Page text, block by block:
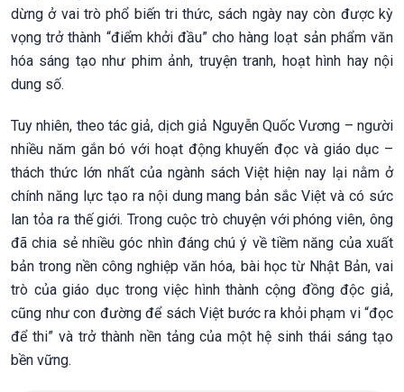
dừng ở vai trò phổ biến tri thức, sách ngày nay còn được kỳ
vọng trở thành “điểm khởi đầu” cho hàng loạt sản phẩm văn
hóa sáng tạo như phim ảnh, truyện tranh, hoạt hình hay nội
dung số.
Tuy nhiên, theo tác giả, dịch giả Nguyễn Quốc Vương – người
nhiều năm gắn bó với hoạt động khuyến đọc và giáo dục –
thách thức lớn nhất của ngành sách Việt hiện nay lại nằm ở
chính năng lực tạo ra nội dung mang bản sắc Việt và có sức
lan tỏa ra thế giới. Trong cuộc trò chuyện với phóng viên, ông
đã chia sẻ nhiều góc nhìn đáng chú ý về tiềm năng của xuất
bản trong nền công nghiệp văn hóa, bài học từ Nhật Bản, vai
trò của giáo dục trong việc hình thành cộng đồng độc giả,
cũng như con đường để sách Việt bước ra khỏi phạm vi “đọc
để thi” và trở thành nền tảng của một hệ sinh thái sáng tạo
bền vững.